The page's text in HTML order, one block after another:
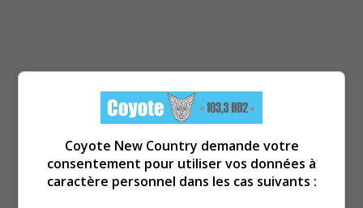
Coyote New Country demande votre
consentement pour utiliser vos données à
caractère personnel dans les cas suivants :